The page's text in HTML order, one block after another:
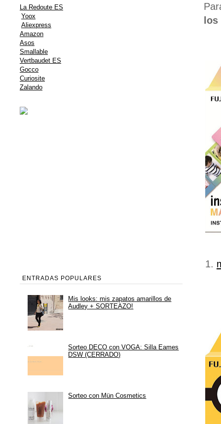
los
1.
La Redoute ES
Yoox
Aliexpress
Amazon
Asos
Smallable
Vertbaudet ES
Gocco
Curiosite
Zalando
ENTRADAS POPULARES
Mis looks: mis zapatos amarillos de
Audley + SORTEAZO!
Sorteo DECO con VOGA: Silla Eames
DSW (CERRADO)
Sorteo con Mün Cosmetics